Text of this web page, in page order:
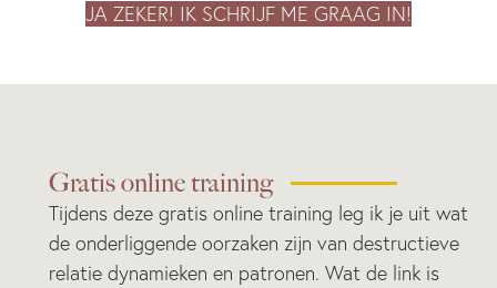
JA ZEKER! IK SCHRIJF ME GRAAG IN!
Gratis online training
Tijdens deze gratis online training leg ik je uit wat
de onderliggende oorzaken zijn van destructieve
relatie dynamieken en patronen. Wat de link is